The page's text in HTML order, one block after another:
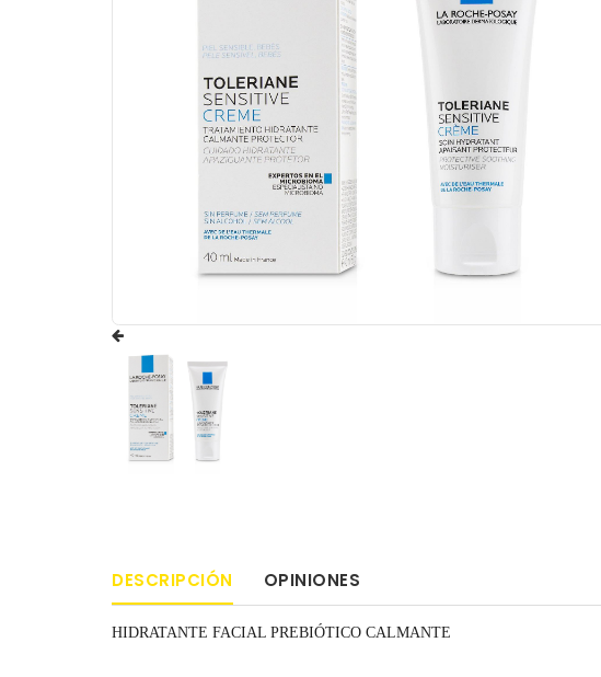
DESCRIPCIÓN OPINIONES
HIDRATANTE FACIAL PREBIÓTICO CALMANTE